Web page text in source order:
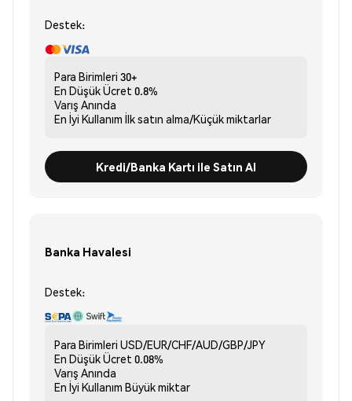
Destek:
Para Birimleri 30+
En Düşük Ücret 0.8%
Varış Anında
En İyi Kullanım İlk satın alma/Küçük miktarlar
Kredi/Banka Kartı ile Satın Al
Banka Havalesi
Destek:
Para Birimleri USD/EUR/CHF/AUD/GBP/JPY
En Düşük Ücret 0.08%
Varış Anında
En İyi Kullanım Büyük miktar